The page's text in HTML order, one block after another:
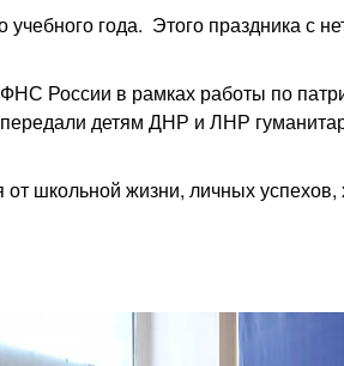
года. Этого праздника с
России в рамках работы по
детям ДНР и ЛНР
школьной жизни, личных